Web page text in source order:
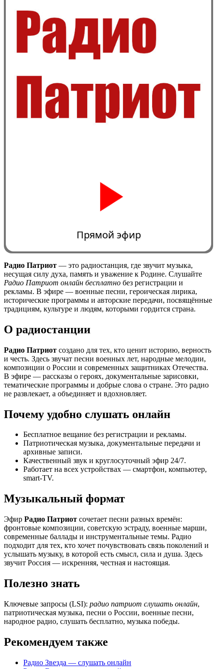
0:00
Прямой эфир
Радио Патриот — это радиостанция, где звучит музыка,
несущая силу духа, память и уважение к Родине. Слушайте
Радио Патриот онлайн бесплатно без регистрации и
рекламы. В эфире — военные песни, героическая лирика,
исторические программы и авторские передачи, посвящённые
традициям, культуре и людям, которыми гордится страна.
О радиостанции
Радио Патриот создано для тех, кто ценит историю, верность
и честь. Здесь звучат песни военных лет, народные мелодии,
композиции о России и современных защитниках Отечества.
В эфире — рассказы о героях, документальные зарисовки,
тематические программы и добрые слова о стране. Это радио
не развлекает, а объединяет и вдохновляет.
Почему удобно слушать онлайн
Бесплатное вещание без регистрации и рекламы.
Патриотическая музыка, документальные передачи и
архивные записи.
Качественный звук и круглосуточный эфир 24/7.
Работает на всех устройствах — смартфон, компьютер,
smart-TV.
Музыкальный формат
Эфир Радио Патриот сочетает песни разных времён:
фронтовые композиции, советскую эстраду, военные марши,
современные баллады и инструментальные темы. Радио
подходит для тех, кто хочет почувствовать связь поколений и
услышать музыку, в которой есть смысл, сила и душа. Здесь
звучит Россия — искренняя, честная и настоящая.
Полезно знать
Ключевые запросы (LSI): радио патриот слушать онлайн,
патриотическая музыка, песни о России, военные песни,
народное радио, слушать бесплатно, музыка победы.
Рекомендуем также
Радио Звезда — слушать онлайн